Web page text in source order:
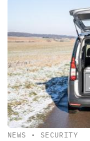
NEWS • SECURITY